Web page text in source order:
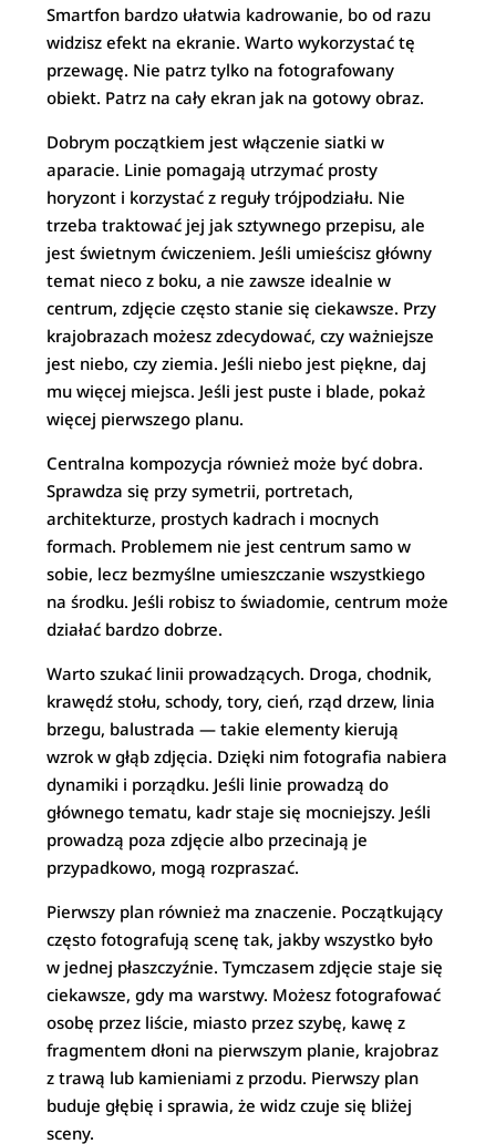
Smartfon bardzo ułatwia kadrowanie, bo od razu
widzisz efekt na ekranie. Warto wykorzystać tę
przewagę. Nie patrz tylko na fotografowany
obiekt. Patrz na cały ekran jak na gotowy obraz.
Dobrym początkiem jest włączenie siatki w
aparacie. Linie pomagają utrzymać prosty
horyzont i korzystać z reguły trójpodziału. Nie
trzeba traktować jej jak sztywnego przepisu, ale
jest świetnym ćwiczeniem. Jeśli umieścisz główny
temat nieco z boku, a nie zawsze idealnie w
centrum, zdjęcie często stanie się ciekawsze. Przy
krajobrazach możesz zdecydować, czy ważniejsze
jest niebo, czy ziemia. Jeśli niebo jest piękne, daj
mu więcej miejsca. Jeśli jest puste i blade, pokaż
więcej pierwszego planu.
Centralna kompozycja również może być dobra.
Sprawdza się przy symetrii, portretach,
architekturze, prostych kadrach i mocnych
formach. Problemem nie jest centrum samo w
sobie, lecz bezmyślne umieszczanie wszystkiego
na środku. Jeśli robisz to świadomie, centrum może
działać bardzo dobrze.
Warto szukać linii prowadzących. Droga, chodnik,
krawędź stołu, schody, tory, cień, rząd drzew, linia
brzegu, balustrada — takie elementy kierują
wzrok w głąb zdjęcia. Dzięki nim fotografia nabiera
dynamiki i porządku. Jeśli linie prowadzą do
głównego tematu, kadr staje się mocniejszy. Jeśli
prowadzą poza zdjęcie albo przecinają je
przypadkowo, mogą rozpraszać.
Pierwszy plan również ma znaczenie. Początkujący
często fotografują scenę tak, jakby wszystko było
w jednej płaszczyźnie. Tymczasem zdjęcie staje się
ciekawsze, gdy ma warstwy. Możesz fotografować
osobę przez liście, miasto przez szybę, kawę z
fragmentem dłoni na pierwszym planie, krajobraz
z trawą lub kamieniami z przodu. Pierwszy plan
buduje głębię i sprawia, że widz czuje się bliżej
sceny.